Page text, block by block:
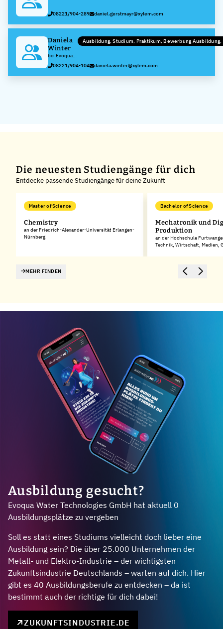
08221/904-289 daniel.gerstmayr@xylem.com
Daniela
Winter
bei Evoqua
Water
Technologies
GmbH
Ausbildung, Studium, Praktikum, Bewerbung
08221/904-104 daniela.winter@xylem.com
Die neuesten Studiengänge für dich
Entdecke passende Studiengänge für deine Zukunft
Master of Science
Chemistry
an der Friedrich-Alexander-Universität Erlangen-
Nürnberg
Bachelor of Science
Mechatronik und
Produktion
an der Hochschule
Technik, Wirtschaft, Medien,
MEHR FINDEN
Ausbildung gesucht?
Evoqua Water Technologies GmbH hat aktuell 0
Ausbildungsplätze zu vergeben
Soll es statt eines Studiums vielleicht doch lieber eine
Ausbildung sein? Die über 25.000 Unternehmen der
Metall- und Elektro-Industrie – der wichtigsten
Zukunftsindustrie Deutschlands – warten auf dich. Hier
gibt es 40 Ausbildungsberufe zu entdecken – da ist
bestimmt auch der richtige für dich dabei!
ZUKUNFTSINDUSTRIE.DE